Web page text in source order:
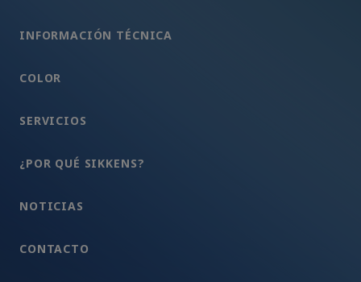
INFORMACIÓN TÉCNICA
COLOR
SERVICIOS
¿POR QUÉ SIKKENS?
NOTICIAS
CONTACTO